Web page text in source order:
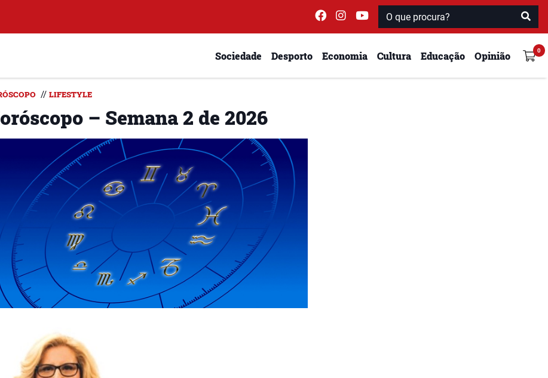
Sociedade Desporto Economia Cultura Educação Opinião
// LIFESTYLE
– Semana 2 de 2026